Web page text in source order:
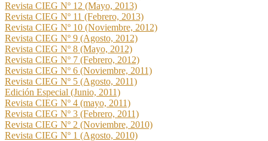
Revista CIEG Nº 1 (Agosto, 2010)
Revista CIEG Nº 2 (Noviembre, 2010)
Revista CIEG Nº 3 (Febrero, 2011)
Revista CIEG Nº 4 (mayo, 2011)
Edición Especial (Junio, 2011)
Revista CIEG Nº 5 (Agosto, 2011)
Revista CIEG Nº 6 (Noviembre, 2011)
Revista CIEG Nº 7 (Febrero, 2012)
Revista CIEG Nº 8 (Mayo, 2012)
Revista CIEG Nº 9 (Agosto, 2012)
Revista CIEG Nº 10 (Noviembre, 2012)
Revista CIEG Nº 11 (Febrero, 2013)
Revista CIEG Nº 12 (Mayo, 2013)